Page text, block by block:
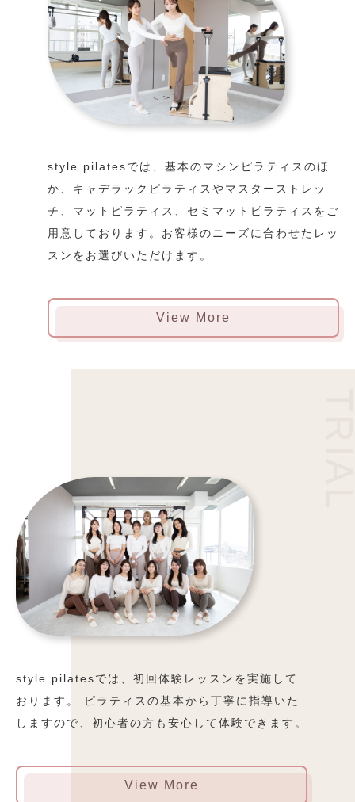
style pilatesでは、基本のマシンピラティスのほ
か、キャデラックピラティスやマスターストレッ
チ、マットピラティス、セミマットピラティスをご
用意しております。お客様のニーズに合わせたレッ
スンをお選びいただけます。
View More
style pilatesでは、初回体験レッスンを実施して
おります。 ピラティスの基本から丁寧に指導いた
しますので、初心者の方も安心して体験できます。
View More